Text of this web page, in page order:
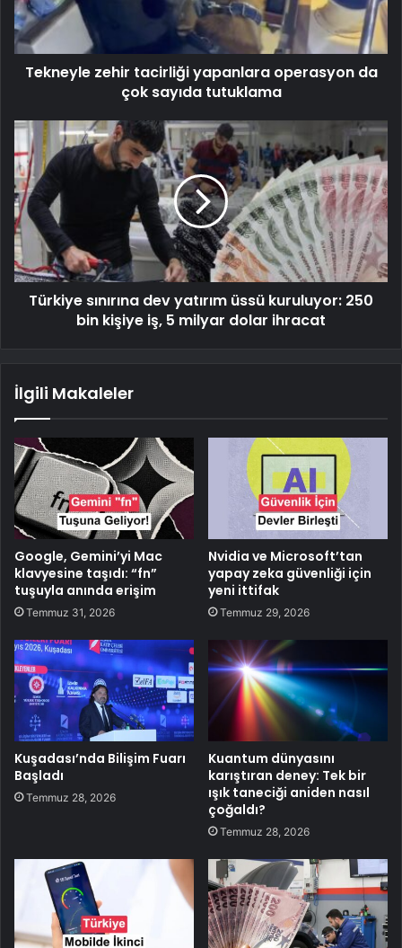
Tekneyle zehir tacirliği yapanlara operasyon da
çok sayıda tutuklama
Türkiye sınırına dev yatırım üssü kuruluyor: 250
bin kişiye iş, 5 milyar dolar ihracat
İlgili Makaleler
Google, Gemini’yi Mac
klavyesine taşıdı: “fn”
tuşuyla anında erişim
Temmuz 31, 2026
Nvidia ve Microsoft’tan
yapay zeka güvenliği için
yeni ittifak
Temmuz 29, 2026
Kuşadası’nda Bilişim Fuarı
Başladı
Temmuz 28, 2026
Kuantum dünyasını
karıştıran deney: Tek bir
ışık taneciği aniden nasıl
çoğaldı?
Temmuz 28, 2026